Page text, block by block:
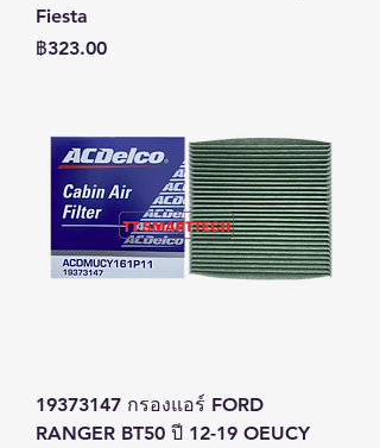
Fiesta
ราคา
฿323.00
19373147 กรองแอร์ FORD
RANGER BT50 ปี 12-19 OEUCY